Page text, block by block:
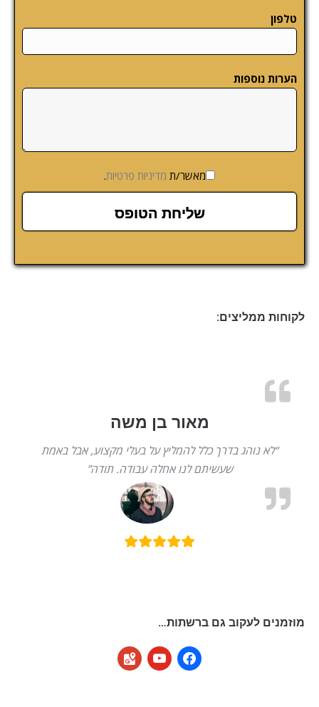
טלפון
הערות נוספות
מאשר/ת מדיניות פרטיות.
לקוחות ממליצים:
מאור בן משה
“לא נוהג בדרך כלל להמליץ על בעלי מקצוע, אבל באמת
שעשיתם לנו אחלה עבודה. תודה”
מוזמנים לעקוב גם ברשתות…
facebook
youtube
google-
maps